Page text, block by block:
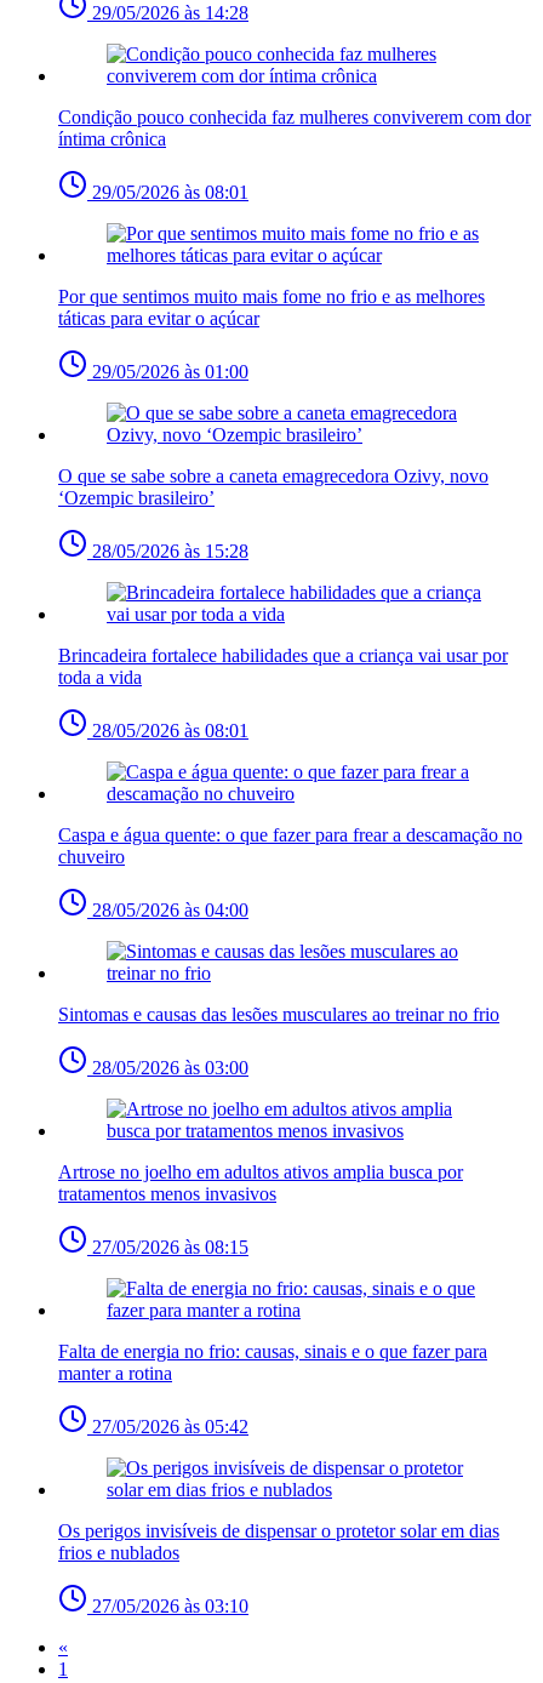
29/05/2026 às 14:28
Condição pouco conhecida faz mulheres conviverem com dor
íntima crônica
29/05/2026 às 08:01
Por que sentimos muito mais fome no frio e as melhores
táticas para evitar o açúcar
29/05/2026 às 01:00
O que se sabe sobre a caneta emagrecedora Ozivy, novo
‘Ozempic brasileiro’
28/05/2026 às 15:28
Brincadeira fortalece habilidades que a criança vai usar por
toda a vida
28/05/2026 às 08:01
Caspa e água quente: o que fazer para frear a descamação no
chuveiro
28/05/2026 às 04:00
Sintomas e causas das lesões musculares ao treinar no frio
28/05/2026 às 03:00
Artrose no joelho em adultos ativos amplia busca por
tratamentos menos invasivos
27/05/2026 às 08:15
Falta de energia no frio: causas, sinais e o que fazer para
manter a rotina
27/05/2026 às 05:42
Os perigos invisíveis de dispensar o protetor solar em dias
frios e nublados
27/05/2026 às 03:10
«
1